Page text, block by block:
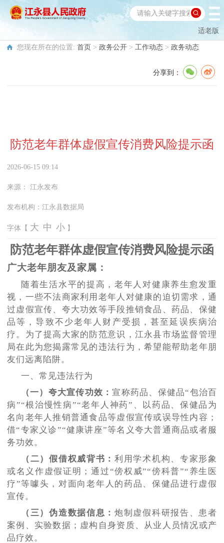
适老版
您现在所在的位置: 首页 > 政务公开 > 工作动态 > 政务动态
分享到：
防范老年群体虚假宣传消费风险提示函
2026-06-15 09:14
来源： 江永发布
发布机构： 江永县数据局
字体【 大 中 小 】
防范老年群体虚假宣传消费风险提示函
广大老年朋友及家属：
随着生活水平的提高，老年人对健康养生愈发重
视，一些不法商家利用老年人对健康的迫切需求，通
过虚假宣传、夸大功效等手段推销食品、药品、保健
品等，导致不少老年人财产受损，甚至延误疾病治
疗。为了提高大家的防范意识， 江永县市场监督管理
局在此为您揭露常见的违法行为，希望能帮助老年朋
友们远离陷阱。
一、常见违法行为
（一）夸大宣传功效：宣称药品、保健品“包治百
病”“根治慢性病”“老年人神药”、以药品、保健品为
名向老年人推销普通食品等虚假宣传或误导性内容；
借“专家义诊”“健康讲座”等名义夸大普通商品或者服
务功效。
（二）假借权威背书： 利用学术机构、专家形象
或名义作虚假证明；通过 “傍权威”“傍科普”“养生医
疗”等噱头，对面向老年人的药品、保健品进行虚假
宣传。
（三）伪造数据信息： 炮制虚假科研报告、患者
案例、实验数据；虚构自身资质、从业人员情况或产
品疗效。